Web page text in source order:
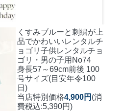
くすみブルーと刺繍が上
品でかわいいレンタルチ
ョゴリ 子供レンタルチョ
ゴリ・男の子用No74
身長57～69cm前後 100
号サイズ(目安年令100
日)
当店特別価格4,900円 (消
費税込:5,390円)